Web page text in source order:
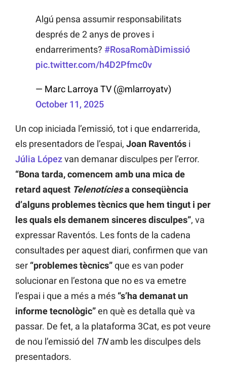
Algú pensa assumir responsabilitats
després de 2 anys de proves i
endarreriments? #RosaRomàDimissió
pic.twitter.com/h4D2Pfmc0v
— Marc Larroya TV (@mlarroyatv)
October 11, 2025
Un cop iniciada l’emissió, tot i que endarrerida,
els presentadors de l’espai, Joan Raventós i
Júlia Lópezvan demanar disculpes per l’error.
“Bona tarda, comencem amb una mica de
retard aquest Telenotíciesa conseqüència
d’alguns problemes tècnics que hem tingut i per
les quals els demanem sinceres disculpes”, va
expressar Raventós. Les fonts de la cadena
consultades per aquest diari, confirmen que van
ser “problemes tècnics”que es van poder
solucionar en l’estona que no es va emetre
l’espai i que a més a més “s’ha demanat un
informe tecnològic”en què es detalla què va
passar. De fet, a la plataforma 3Cat, es pot veure
de nou l’emissió del TNamb les disculpes dels
presentadors.